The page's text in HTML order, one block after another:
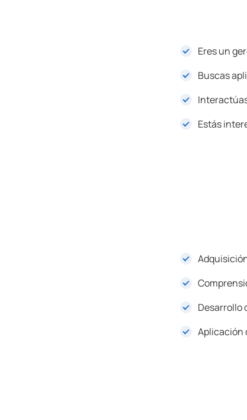
Eres un
Buscas
Estás
Desarrollo
Aplicación